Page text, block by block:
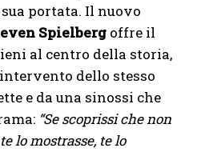
portata. Il nuovo
Spielberg offre il
al centro della storia,
dello stesso
e da una sinossi che
“Se scoprissi che non
lo mostrasse, te lo